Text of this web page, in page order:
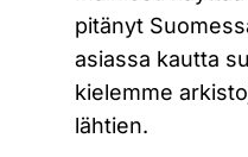
pitänyt
asiassa kautta
kielemme
lähtien.